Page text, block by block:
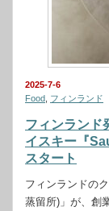
2025-7-6
Food フィンランド
フィンランド
イスキー『
スタート
フィンランドの
蒸留所)」が、創